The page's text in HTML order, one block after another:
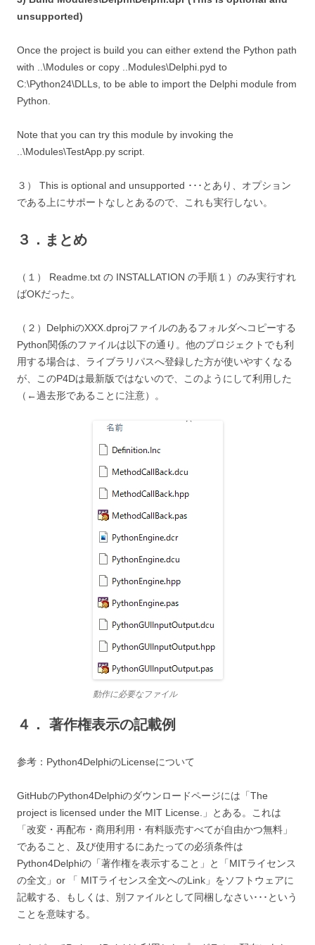
unsupported)
Once the project is build you can either extend the Python path
with ..\Modules or copy ..Modules\Delphi.pyd to
C:\Python24\DLLs, to be able to import the Delphi module from
Python.
Note that you can try this module by invoking the
..\Modules\TestApp.py script.
３） This is optional and unsupported ･･･とあり、オプション
である上にサポートなしとあるので、これも実行しない。
３．まとめ
（１） Readme.txt の INSTALLATION の手順１）のみ実行すれ
ばOKだった。
（２）DelphiのXXX.dprojファイルのあるフォルダへコピーする
Python関係のファイルは以下の通り。他のプロジェクトでも利
用する場合は、ライブラリパスへ登録した方が使いやすくなる
が、このP4Dは最新版ではないので、このようにして利用した
（←過去形であることに注意）。
動作に必要なファイル
４． 著作権表示の記載例
参考：Python4DelphiのLicenseについて
GitHubのPython4Delphiのダウンロードページには「The
project is licensed under the MIT License.」とある。これは
「改変・再配布・商用利用・有料販売すべてが自由かつ無料」
であること、及び使用するにあたっての必須条件は
Python4Delphiの「著作権を表示すること」と「MITライセンス
の全文」or 「 MITライセンス全文へのLink」をソフトウェアに
記載する、もしくは、別ファイルとして同梱しなさい･･･という
ことを意味する。